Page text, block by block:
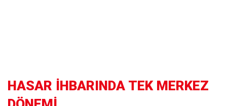
HASAR İHBARINDA TEK MERKEZ